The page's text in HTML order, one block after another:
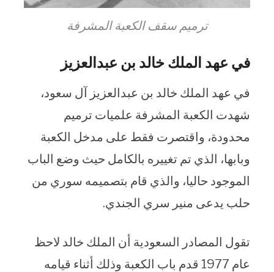
ترميم سقف الكعبة المشرفة
في عهد الملك خالد بن عبدالعزيز
في عهد الملك خالد بن عبدالعزيز آل سعود،
شهدت الكعبة المشرفة علميات ترميم
محدودة، واقتصرت فقط على مدخل الكعبة
وبابها، الذي تم تغييره بالكامل حيث وضع الباب
الموجود حاليا، والذي قام بتصميمه سوري من
حلب يدعى منير سري الجندي.
تقول المصادر السعودية أن الملك خالد لاحظ
عام 1977 قدم باب الكعبة وذلك أثناء قيامه